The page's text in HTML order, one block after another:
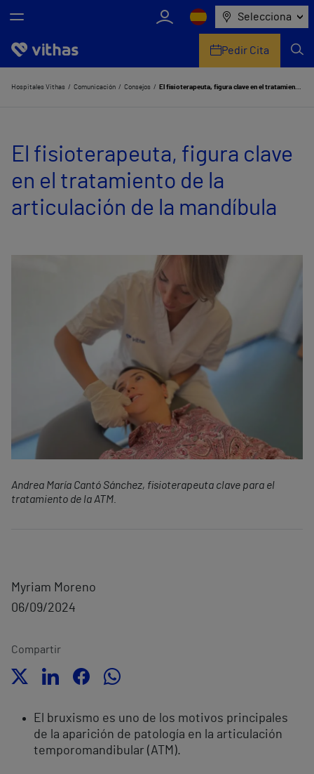
Selecciona
Nosotros
Servicios de salud
Equipo médico y asistencial
Comunicación
Pedir Cita
Hospitales Vithas Comunicación Consejos El fisioterapeuta, figura clave en el tratamiento de la articulación de la mandíbula
El fisioterapeuta, figura clave
en el tratamiento de la
articulación de la mandíbula
Andrea María Cantó Sánchez, fisioterapeuta clave para el
tratamiento de la ATM.
Myriam Moreno
06/09/2024
Compartir
El bruxismo es uno de los motivos principales
de la aparición de patología en la articulación
temporomandibular (ATM).